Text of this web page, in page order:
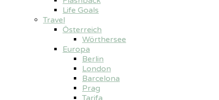
Life Goals
Travel
Österreich
Wörthersee
Europa
Berlin
London
Barcelona
Prag
Tarifa